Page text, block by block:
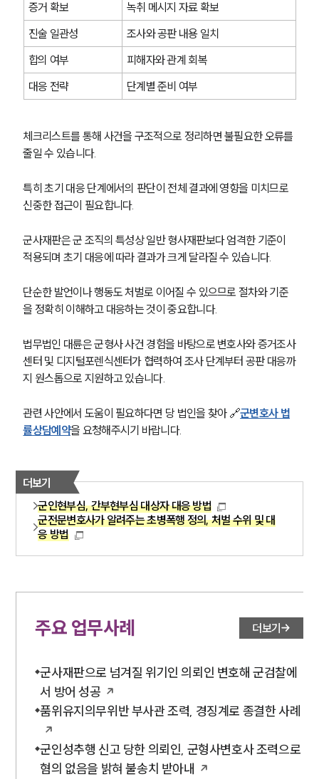
군전문변호사
소식/자료
법률 블로그
세미나
대륜법률상담예약
증거 확보
녹취 메시지 자료 확보
진술 일관성
조사와 공판 내용 일치
합의 여부
피해자와 관계 회복
대응 전략
단계별 준비 여부
체크리스트를 통해 사건을 구조적으로 정리하면 불필요한 오류를
줄일 수 있습니다.
특히 초기 대응 단계에서의 판단이 전체 결과에 영향을 미치므로
신중한 접근이 필요합니다.
군사재판은 군 조직의 특성상 일반 형사재판보다 엄격한 기준이
적용되며 초기 대응에 따라 결과가 크게 달라질 수 있습니다.
단순한 발언이나 행동도 처벌로 이어질 수 있으므로 절차와 기준
을 정확히 이해하고 대응하는 것이 중요합니다.
법무법인 대륜은 군형사 사건 경험을 바탕으로 변호사와 증거조사
센터 및 디지털포렌식센터가 협력하여 조사 단계부터 공판 대응까
지 원스톱으로 지원하고 있습니다.
관련 사안에서 도움이 필요하다면 당 법인을 찾아 🔗군변호사 법
률상담예약을 요청해주시기 바랍니다.
더보기
군인현부심, 간부현부심 대상자 대응 방법
군전문변호사가 알려주는 초병폭행 정의, 처벌 수위 및 대
응 방법
주요 업무사례 더보기
군사재판으로 넘겨질 위기인 의뢰인 변호해 군검찰에
서 방어 성공
품위유지의무위반 부사관 조력, 경징계로 종결한 사례
군인성추행 신고 당한 의뢰인, 군형사변호사 조력으로
혐의 없음을 밝혀 불송치 받아내